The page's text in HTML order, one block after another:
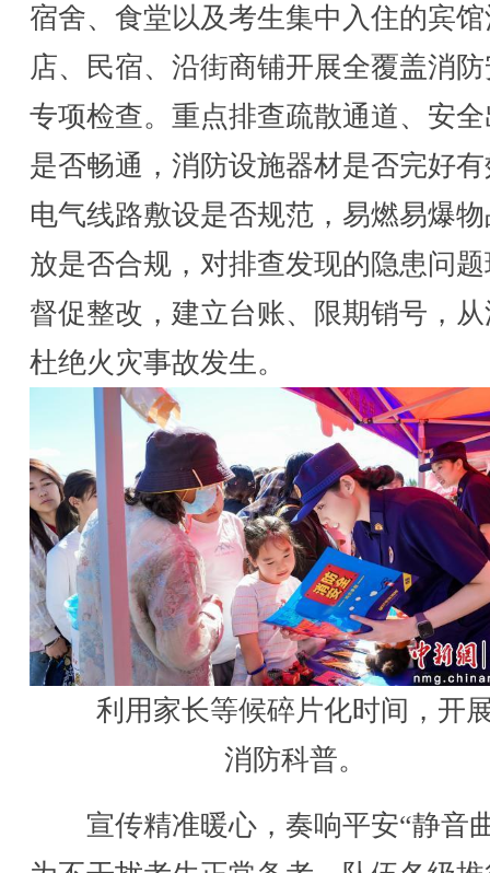
宿舍、食堂以及考生集中入住的宾
店、民宿、沿街商铺开展全覆盖消
专项检查。重点排查疏散通道、安
是否畅通，消防设施器材是否完好
电气线路敷设是否规范，易燃易爆
放是否合规，对排查发现的隐患问
督促整改，建立台账、限期销号，
杜绝火灾事故发生。
利用家长等候碎片化时间，开
消防科普。
宣传精准暖心，奏响平安“静音